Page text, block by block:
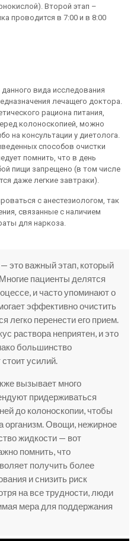
Второй этап –
проводится в 7:00 и в 8:00
вида исследования
лечащего доктора.
рациона питания,
колоноскопией, можно
на консультации у диетолога.
способов очистки
помнить, что в день
пищи запрещено (в том числе
даже легкие завтраки).
с анестезиологом, так
связанные с наличием
для наркоза.
это важный этап, который
пациенты делятся
и часто упоминают о
эффективно очистить
легко перенести его прием.
раствора неприятен, и это
большинство
усилий.
вызывает много
придерживаться
до колоноскопии, чтобы
организм. Овощи, нежирное
жидкости — вот
помнить, что
получить более
и снизить риск
на все трудности, люди
мера для поддержания